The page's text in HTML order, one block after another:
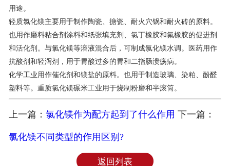
用途。
轻质氯化镁主要用于制作陶瓷、搪瓷、耐火穴锅和耐火砖的原料。
也用作磨料粘合剂涂料和纸张填充剂、氯丁橡胶和氟橡胶的促进剂
和活化剂。与氯化镁等溶液混合后，可制成氯化镁水调。医药用作
抗酸剂和轻泻剂，用于胃酸过多的胃和二指肠溃疡病。
化学工业用作催化剂和镁盐的原料。也用于制造玻璃、染粕、酚醛
塑料等。重质氯化镁碾米工业用于烧制粉磨和半滚筒。
上一篇： 氯化镁作为配方起到了什么作用 下一篇：
氯化镁不同类型的作用区别?
返回列表